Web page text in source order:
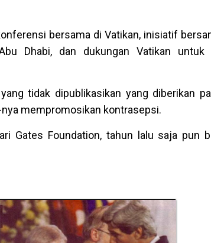
bersama di Vatikan, inisiatif
Dhabi, dan dukungan Vatikan untuk
tidak dipublikasikan yang diberikan
mempromosikan kontrasepsi.
Gates Foundation, tahun lalu saja pun